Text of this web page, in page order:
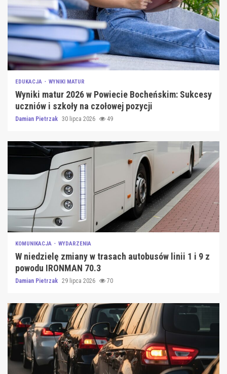
EDUKACJA WYNIKI MATUR
Wyniki matur 2026 w Powiecie Bocheńskim: Sukcesy
uczniów i szkoły na czołowej pozycji
Damian Pietrzak 30 lipca 2026 49
KOMUNIKACJA WYDARZENIA
W niedzielę zmiany w trasach autobusów linii 1 i 9 z
powodu IRONMAN 70.3
Damian Pietrzak 29 lipca 2026 70